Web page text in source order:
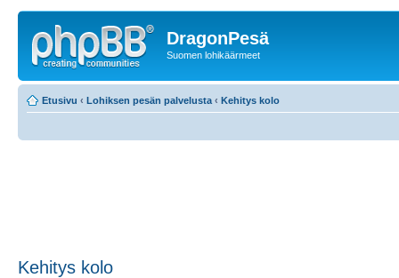
DragonPesä
Suomen lohikäärmeet
Etusivu ‹ Lohiksen pesän palvelusta ‹ Kehitys kolo
Kehitys kolo